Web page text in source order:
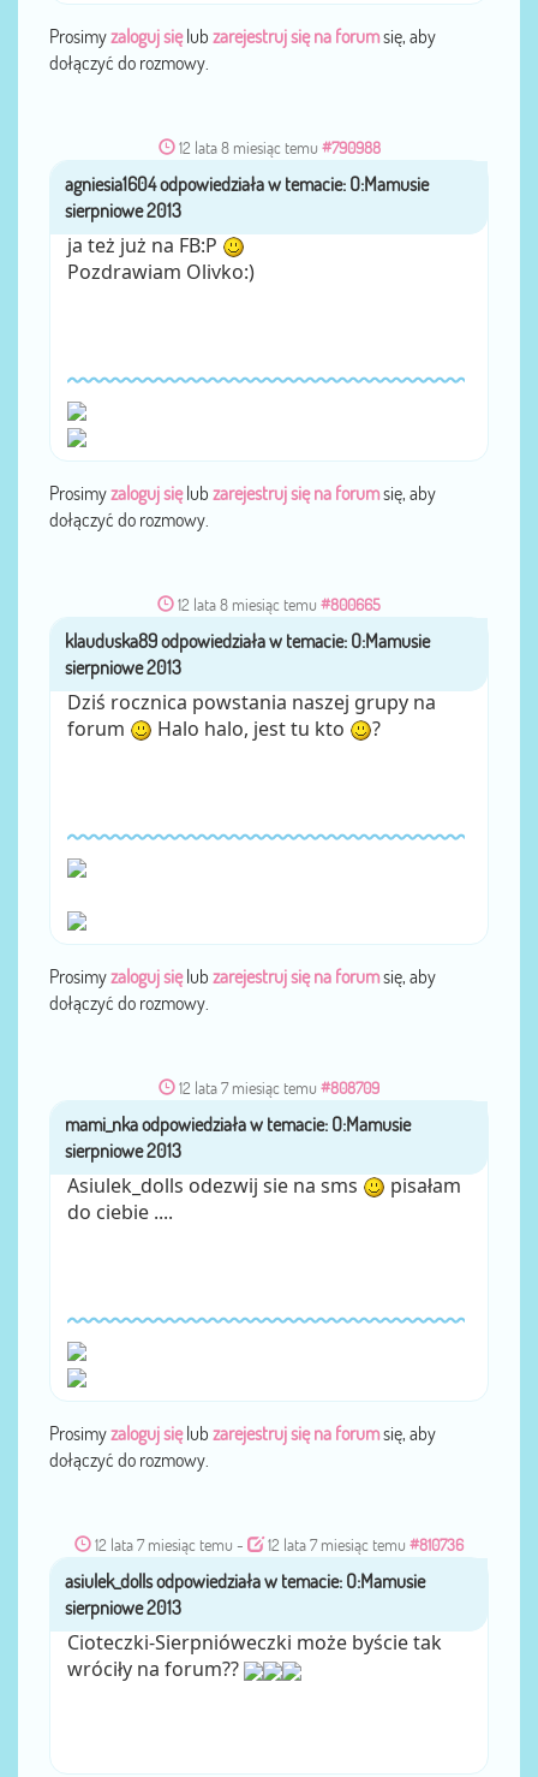
Prosimyzaloguj sięlub zarejestruj się na forumsię, aby
dołączyć do rozmowy.
12 lata 8 miesiąc temu #790988
przezagniesia1604
ja też już na FB:P
Pozdrawiam Olivko:)
Prosimyzaloguj sięlub zarejestruj się na forumsię, aby
dołączyć do rozmowy.
12 lata 8 miesiąc temu #800665
przezklauduska89
Dziś rocznica powstania naszej grupy na
forum
Halo halo, jest tu kto ?
Prosimyzaloguj sięlub zarejestruj się na forumsię, aby
dołączyć do rozmowy.
12 lata 7 miesiąc temu #808709
przezmami_nka
Asiulek_dolls odezwij sie na sms
pisałam
do ciebie ....
Prosimyzaloguj sięlub zarejestruj się na forumsię, aby
dołączyć do rozmowy.
12 lata 7 miesiąc temu - 12 lata 7 miesiąc temu #810736
przezasiulek_dolls
Cioteczki-Sierpnióweczki może byście tak
wróciły na forum??